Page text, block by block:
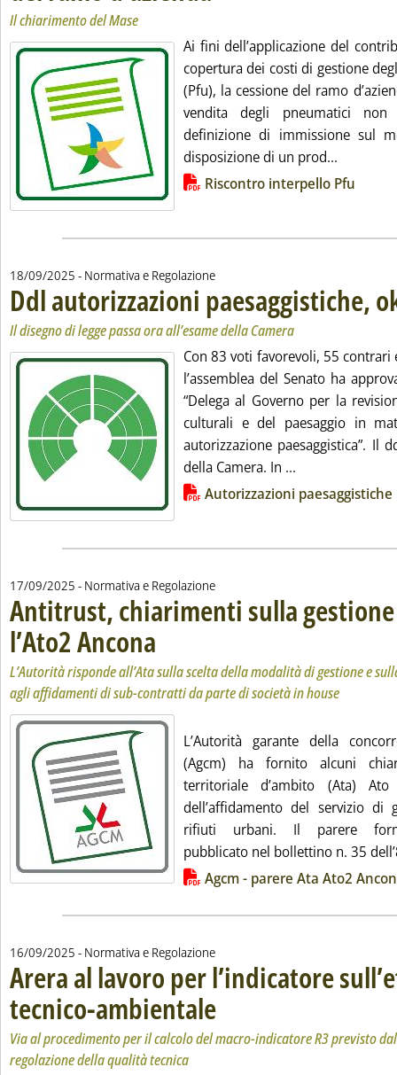
Il chiarimento del Mase
Ai fini dell’applicazione del
copertura dei costi di gestione
(Pfu), la cessione del ramo
vendita degli pneumatici
definizione di immissione sul
disposizione di un prod...
Lista allegati PDF alla notiziaRiscontro interpello Pfu
18/09/2025 - Normativa e Regolazione
Ddl autorizzazioni paesaggistiche,
Il disegno di legge passa ora all’esame della Camera
Con 83 voti favorevoli, 55 contrari
l’assemblea del Senato ha
“Delega al Governo per la
culturali e del paesaggio in
autorizzazione paesaggistica”. Il
della Camera. In ...
Lista allegati PDF alla notiziaAutorizzazioni paesaggistiche
17/09/2025 - Normativa e Regolazione
Antitrust, chiarimenti sulla
l’Ato2 Ancona . Sottotitolo: L’Autorità risponde all’Ata sulla scelta
. Pubblicata mercoledì 17 settembre 2025 alle 16.15.
L’Autorità risponde all’Ata sulla scelta della modalità di gestione e
agli affidamenti di sub-contratti da parte di società in house
L’Autorità garante della
(Agcm) ha fornito alcuni
territoriale d’ambito (Ata)
dell’affidamento del servizio di
rifiuti urbani. Il parere
pubblicato nel bollettino n. 35
Lista allegati PDF alla notiziaAgcm - parere Ata Ato2
16/09/2025 - Normativa e Regolazione
Arera al lavoro per l’indicatore
tecnico-ambientale
Via al procedimento per il calcolo del macro-indicatore R3 previsto
regolazione della qualità tecnica